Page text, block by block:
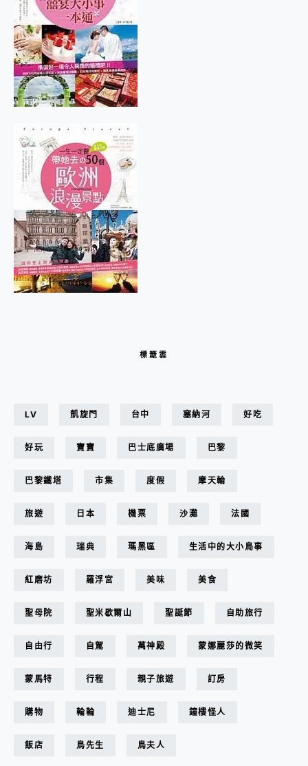
標籤雲
LV 凱旋門 台中 塞納河 好吃
好玩 寶寶 巴士底廣場 巴黎
巴黎鐵塔 市集 度假 摩天輪
旅遊 日本 機票 沙灘 法國
海島 瑞典 瑪黑區 生活中的大小鳥事
紅磨坊 羅浮宮 美味 美食
聖母院 聖米歇爾山 聖誕節 自助旅行
自由行 自駕 萬神殿 蒙娜麗莎的微笑
蒙馬特 行程 親子旅遊 訂房
購物 輪輪 迪士尼 鐘樓怪人
飯店 鳥先生 鳥夫人